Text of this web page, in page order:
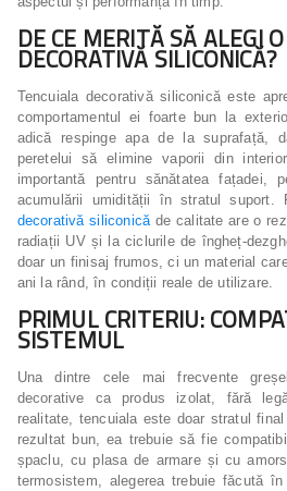
DE CE MERITĂ SĂ ALEGI
DECORATIVĂ SILICONICĂ?
Tencuiala decorativă siliconică este
comportamentul ei foarte bun la
adică respinge apa de la suprafață,
peretelui să elimine vaporii din
importantă pentru sănătatea fațadei,
acumulării umidității în stratul suport.
decorativă siliconicăde calitate are o
radiații UV și la ciclurile de îngheț-
doar un finisaj frumos, ci un material
ani la rând, în condiții reale de utilizare.
PRIMUL CRITERIU:
SISTEMUL
Una dintre cele mai frecvente
decorative ca produs izolat, fără
realitate, tencuiala este doar stratul
rezultat bun, ea trebuie să fie
șpaclu, cu plasa de armare și cu
termosistem, alegerea trebuie făcută